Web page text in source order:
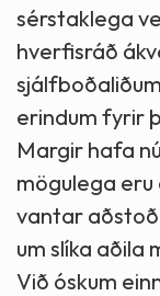
sérstaklega
hverfisráð
erindum fyrir
Margir hafa
mögulega
vantar
um slíka aðila
Við óskum